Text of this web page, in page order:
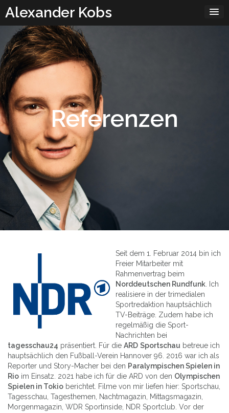
to
content
Alexander Kobs
Referenzen
Seit dem 1. Februar 2014 bin ich
Freier Mitarbeiter mit
Rahmenvertrag beim
Norddeutschen Rundfunk . Ich
realisiere in der trimedialen
Sportredaktion hauptsächlich
TV-Beiträge. Zudem habe ich
regelmäßig die Sport-
Nachrichten bei
tagesschau24 präsentiert. Für die ARD Sportschau betreue ich
hauptsächlich den Fußball-Verein Hannover 96. 2016 war ich als
Reporter und Story-Macher bei den Paralympischen Spielen in
Rio im Einsatz. 2021 habe ich für die ARD von den Olympischen
Spielen in Tokio berichtet. Filme von mir liefen hier: Sportschau,
Tagesschau, Tagesthemen, Nachtmagazin, Mittagsmagazin,
Morgenmagazin, WDR Sportinside, NDR Sportclub. Vor der